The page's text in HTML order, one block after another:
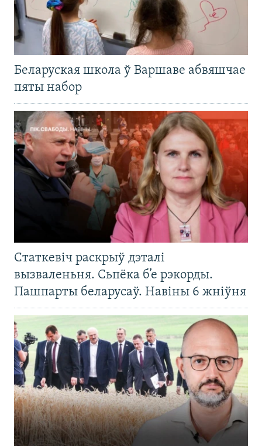
Беларуская школа ў Варшаве абвяшчае
пяты набор
Статкевіч раскрыў дэталі
вызваленьня. Сьпёка б’е рэкорды.
Пашпарты беларусаў. Навіны 6 жніўня